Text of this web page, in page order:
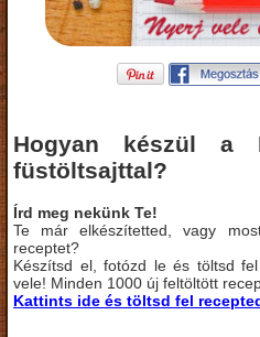
Hogyan készül a
füstöltsajttal?
Írd meg nekünk Te!
Te már elkészítetted, vagy
receptet?
Készítsd el, fotózd le és töltsd
vele! Minden 1000 új feltöltött
Kattints ide és töltsd fel